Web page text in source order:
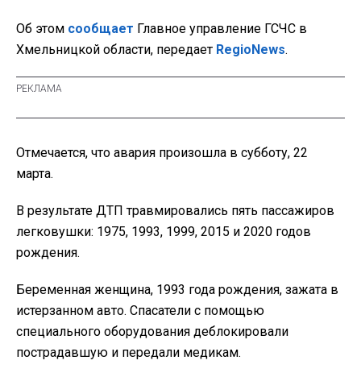
Об этом сообщает Главное управление ГСЧС в
Хмельницкой области, передает RegioNews.
Отмечается, что авария произошла в субботу, 22
марта.
В результате ДТП травмировались пять пассажиров
легковушки: 1975, 1993, 1999, 2015 и 2020 годов
рождения.
Беременная женщина, 1993 года рождения, зажата в
истерзанном авто. Спасатели с помощью
специального оборудования деблокировали
пострадавшую и передали медикам.